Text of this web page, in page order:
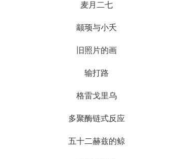
麦月二七
颛顼与小夭
旧照片的画
输打路
格雷戈里乌
多聚酶链式反应
五十二赫兹的鲸